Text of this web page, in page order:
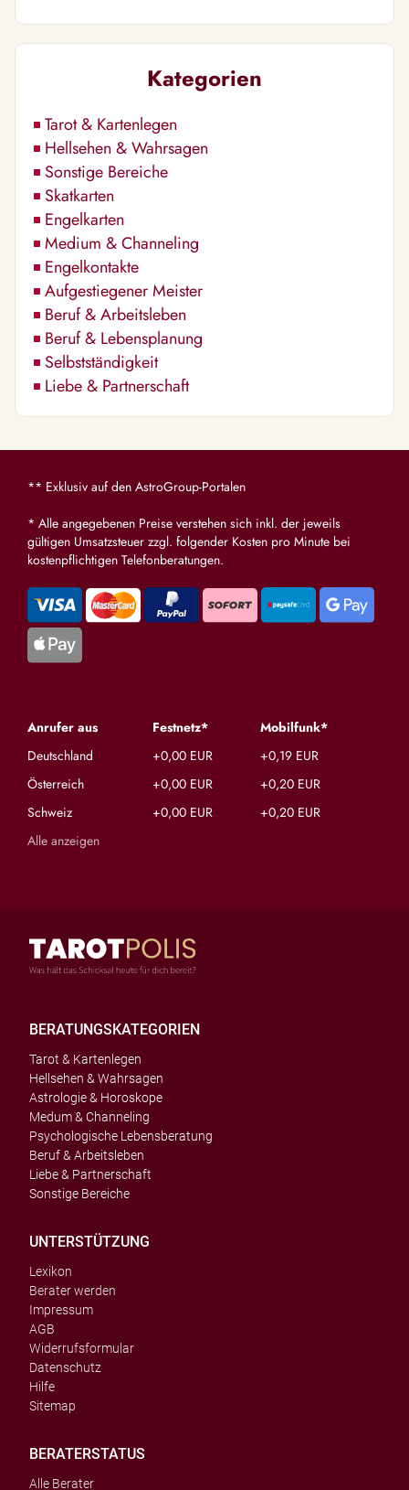
Kategorien
Tarot & Kartenlegen
Hellsehen & Wahrsagen
Sonstige Bereiche
Skatkarten
Engelkarten
Medium & Channeling
Engelkontakte
Aufgestiegener Meister
Beruf & Arbeitsleben
Beruf & Lebensplanung
Selbstständigkeit
Liebe & Partnerschaft
** Exklusiv auf den AstroGroup-Portalen
* Alle angegebenen Preise verstehen sich inkl. der jeweils
gültigen Umsatzsteuer zzgl. folgender Kosten pro Minute bei
kostenpflichtigen Telefonberatungen.
Anrufer aus Festnetz*
Mobilfunk*
Deutschland
+0,00 EUR
+0,19 EUR
Österreich
+0,00 EUR
+0,20 EUR
Schweiz
+0,00 EUR
+0,20 EUR
Alle anzeigen
BERATUNGSKATEGORIEN
Tarot & Kartenlegen
Hellsehen & Wahrsagen
Astrologie & Horoskope
Medum & Channeling
Psychologische Lebensberatung
Beruf & Arbeitsleben
Liebe & Partnerschaft
Sonstige Bereiche
UNTERSTÜTZUNG
Lexikon
Berater werden
Impressum
AGB
Widerrufsformular
Datenschutz
Hilfe
Sitemap
BERATERSTATUS
Alle Berater